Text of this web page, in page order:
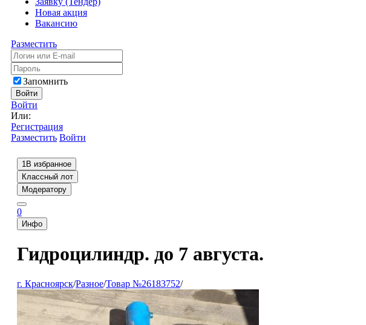
Новая акция
Вакансию
Разместить
Запомнить
Войти
Войти
Или:
Регистрация
Разместить Войти
1В избранное
Классный лот
Модератору
0
Инфо
Гидроцилиндр. до 7 августа.
г. Красноярск/Разное/Товар №26183752/